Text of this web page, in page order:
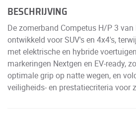
BESCHRIJVING
De zomerband Competus H/P 3
ontwikkeld voor SUV's en 4x4's,
met elektrische en hybride
markeringen Nextgen en EV-ready,
optimale grip op natte wegen, en
veiligheids- en prestatiecriteria voor